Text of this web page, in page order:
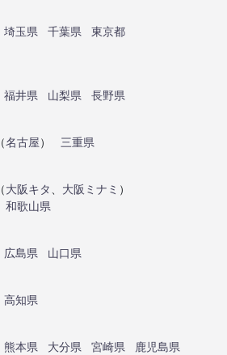
埼玉県 千葉県
東京都
福井県 山梨県
長野県
（名古屋）
三重県
（大阪キタ 大阪ミナミ ）
和歌山県
広島県
山口県
高知県
熊本県 大分県 宮崎県
鹿児島県